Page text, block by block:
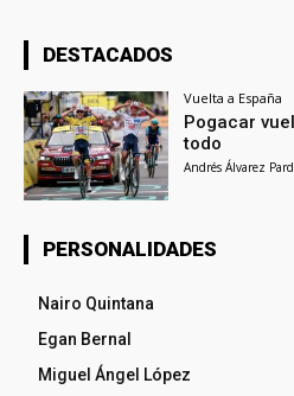
DESTACADOS
Vuelta a España
Pogacar
todo
Andrés Álvarez
PERSONALIDADES
Nairo Quintana
Egan Bernal
Miguel Ángel López